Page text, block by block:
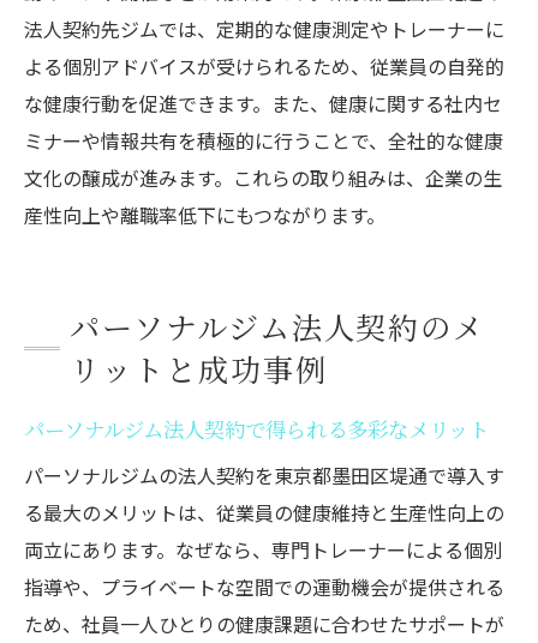
法人契約先ジムでは、定期的な健康測定やトレーナーに
よる個別アドバイスが受けられるため、従業員の自発的
な健康行動を促進できます。また、健康に関する社内セ
ミナーや情報共有を積極的に行うことで、全社的な健康
文化の醸成が進みます。これらの取り組みは、企業の生
産性向上や離職率低下にもつながります。
パーソナルジム法人契約のメ
リットと成功事例
パーソナルジム法人契約で得られる多彩なメリット
パーソナルジムの法人契約を東京都墨田区堤通で導入す
る最大のメリットは、従業員の健康維持と生産性向上の
両立にあります。なぜなら、専門トレーナーによる個別
指導や、プライベートな空間での運動機会が提供される
ため、社員一人ひとりの健康課題に合わせたサポートが